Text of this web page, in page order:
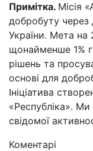
Примітка. Місія
добробуту
України. Мета на
щонайменше 1%
рішень та
основі для
Ініціатива
«Республіка».
свідомої
Коментарі